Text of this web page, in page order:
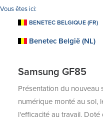
BENETEC BELGIQUE (FR)
Benetec België (NL)
Samsung GF85
Présentation du
numérique monté au sol,
l'efficacité au travail.